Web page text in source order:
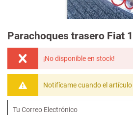
Parachoques trasero Fiat
¡No disponible en stock!
Notifícame cuando el